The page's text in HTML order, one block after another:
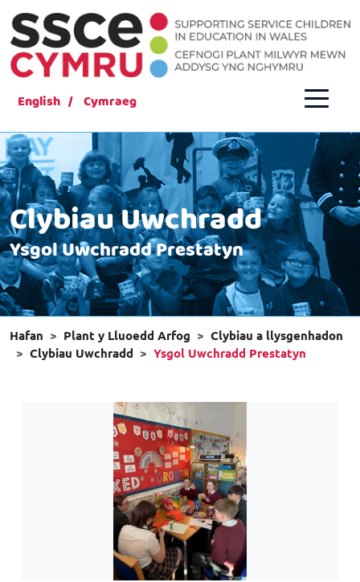
English Cymraeg
Clybiau Uwchradd
Ysgol Uwchradd Prestatyn
Hafan Plant y Lluoedd Arfog
Clybiau a llysgenhadon
Clybiau Uwchradd
Ysgol Uwchradd Prestatyn